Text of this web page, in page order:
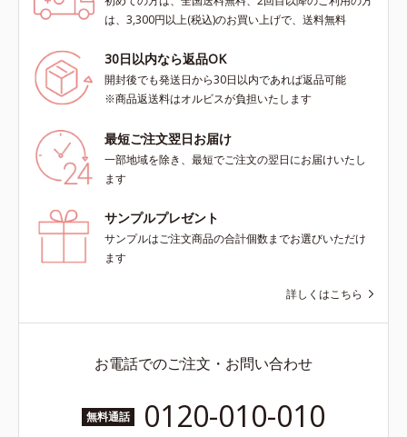
は、3,300円以上(税込)のお買い上げで、送料無料
30日以内なら返品OK
開封後でも発送日から30日以内であれば返品可能
※商品返送料はオルビスが負担いたします
最短ご注文翌日お届け
一部地域を除き、最短でご注文の翌日にお届けいたし
ます
サンプルプレゼント
サンプルはご注文商品の合計個数までお選びいただけ
ます
詳しくはこちら
お電話でのご注文・お問い合わせ
無料通話 0120-010-010